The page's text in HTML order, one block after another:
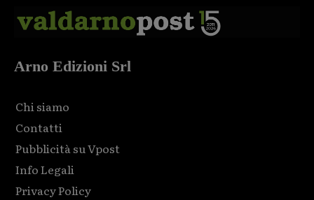
Arno Edizioni Srl
Chi siamo
Contatti
Pubblicità su Vpost
Info Legali
Privacy Policy